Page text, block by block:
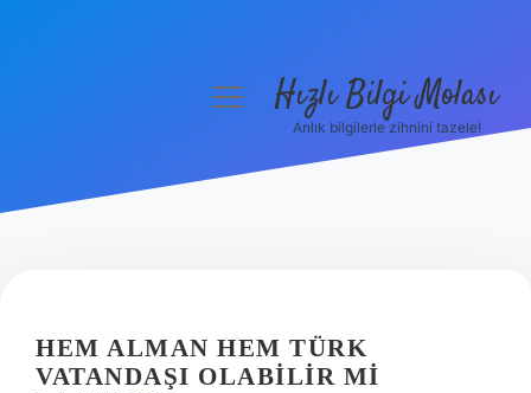
Hakkımızda
menüyüHızlı Bilgi Molası
Anlık bilgilerle zihnini tazele!
HEM ALMAN HEM TÜRK
VATANDAŞI OLABILIR MI